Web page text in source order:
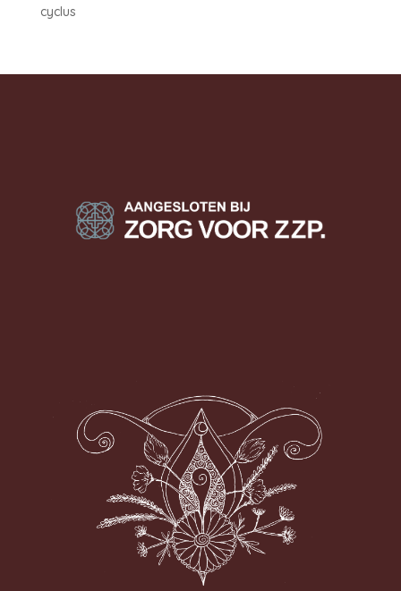
cyclus